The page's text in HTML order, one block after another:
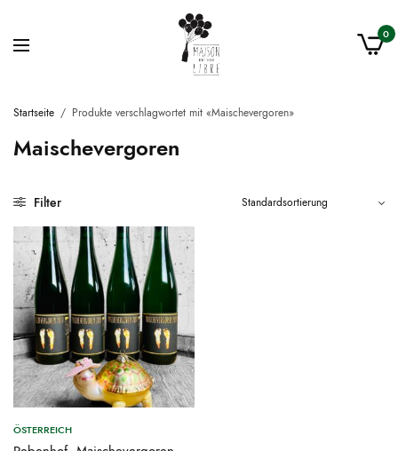
0
Startseite / Produkte verschlagwortet mit «Maischevergoren»
Maischevergoren
Filter
ÖSTERREICH